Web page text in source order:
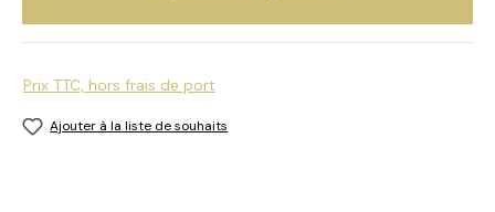
Prix TTC, hors frais de port
Ajouter à la liste de souhaits